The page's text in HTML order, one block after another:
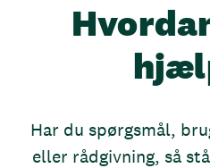
Har du spørgsmål,
eller rådgivning, så